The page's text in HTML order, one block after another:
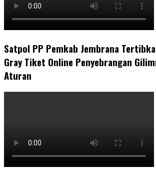
Satpol PP Pemkab Jembrana
Gray Tiket Online Penyebrangan
Aturan